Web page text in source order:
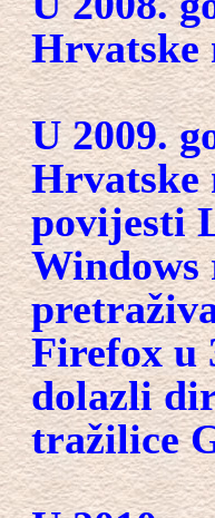
Hrvatske
U 2009.
Hrvatske
povijesti
Windows
Firefox u
dolazli
tražilice